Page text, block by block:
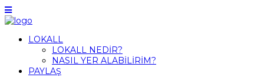
LOKALL
LOKALL NEDİR?
NASIL YER ALABİLİRİM?
PAYLAŞ